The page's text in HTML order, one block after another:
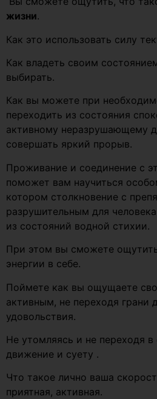
жизни.
Как это использовать силу
Как владеть своим
выбирать.
Как вы можете при
переходить из состояния
активному неразрушающему
совершать яркий прорыв.
Проживание и соединение с
поможет вам научиться
котором столкновение с
разрушительным для
из состояний водной стихии.
При этом вы сможете
энергии в себе.
Поймете как вы ощущаете
активным, не переходя грани
удовольствия.
Не утомляясь и не переходя
движение и суету .
Что такое лично ваша
приятная, активная.